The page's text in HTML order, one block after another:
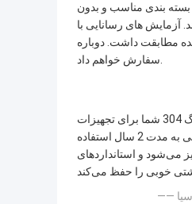
بندی مناسب و بدون
آزمایش های رسانایی با
مطابقت داشت. دوباره
سفارش خواهم داد.
ما از فولاد ضد زنگ 304 شما برای تجهیزات
فرآوری مواد غذایی به مدت 2 سال استفاده
می‌شود و استانداردهای